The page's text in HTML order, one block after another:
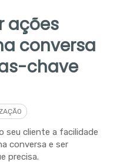
ações
conversa
chave
seu cliente a facilidade
conversa e ser
precisa.